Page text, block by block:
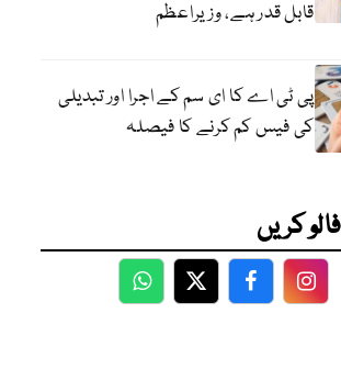
قابل قدر ہے، وزیراعظم
پی ٹی اے کا ای سم کے اجرا اور تبدیلی
کی فیس کم کرنے کا فیصلہ
کریں
WhatsApp
TwitterFacebook